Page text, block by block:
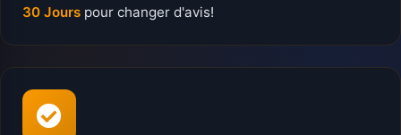
30 Jours pour changer d'avis!